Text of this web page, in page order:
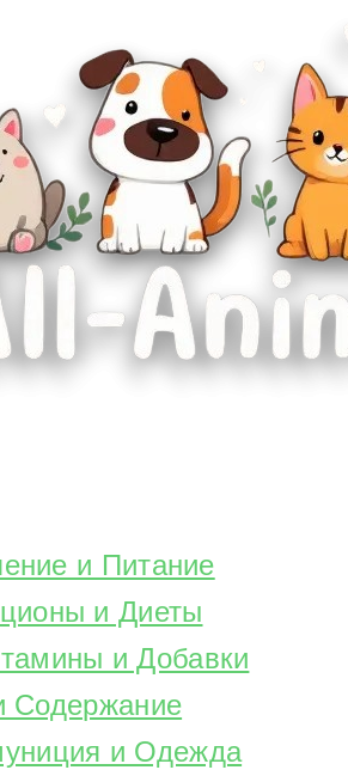
и Питание
и Диеты
и Добавки
Содержание
и Одежда